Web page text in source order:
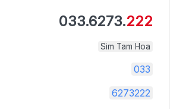
033.6273.222
Sim Tam Hoa
033
6273222